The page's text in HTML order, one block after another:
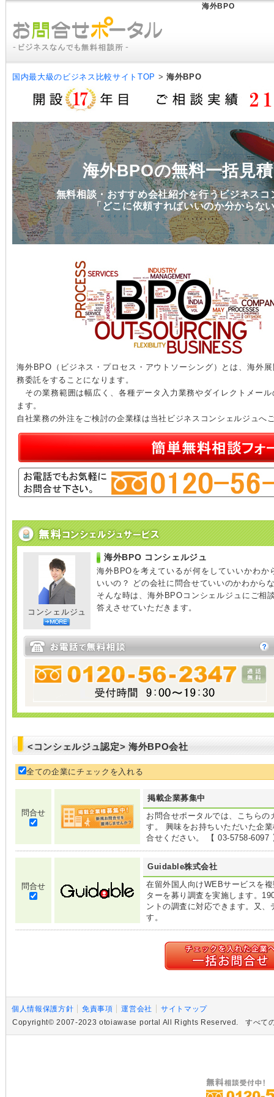
海外BPO
国内最大級のビジネス比較サイトTOP >海外BPO
海外BPOの無料一括見
無料相談・おすすめ会社紹介を行うビジネス
「どこに依頼すればいいのか分からな
海外BPO（ビジネス・プロセス・アウトソーシング）とは、海外
務委託をすることになります。
その業務範囲は幅広く、各種データ入力業務やダイレクトメー
ます。
自社業務の外注をご検討の企業様は当社ビジネスコンシェルジュへ
コンシェルジュ
海外BPO コンシェルジュ
海外BPOを考えているが何をしていいかわ
いいの？ どの会社に問合せていいのかわから
そんな時は、海外BPOコンシェルジュにご相
答えさせていただきます。
<コンシェルジュ認定> 海外BPO会社
全ての企業にチェックを入れる
問合せ
掲載企業募集中
お問合せポータルでは、こちら
す。 興味をお持ちいただいた企
合せください。 【 03-5758-6097
問合せ
Guidable株式会社
在留外国人向けWEBサービスを
ターを募り調査を実施します。
ントの調査に対応できます。又
す。
個人情報保護方針 免責事項 運営会社
サイトマップ
Copyright© 2007-2023 otoiawase portal All Rights Reserved. すべての